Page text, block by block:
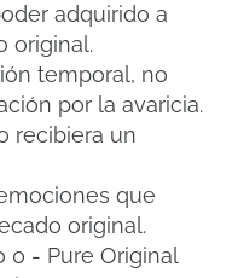
adquirido a
original.
temporal, no
por la avaricia.
recibiera un
que
original.
0 - Pure Original